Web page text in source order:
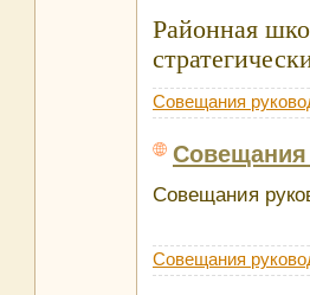
Районная
Совещания
Совещания
Совещания
Совещания